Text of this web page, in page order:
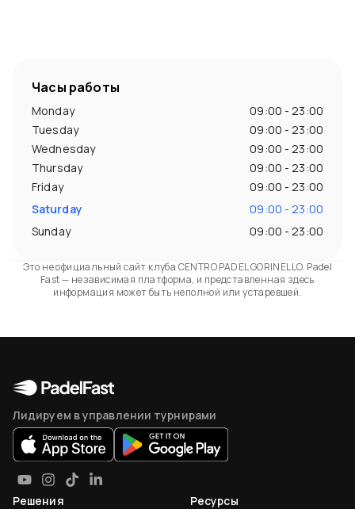
Часы работы
Monday
09:00 - 23:00
Tuesday
09:00 - 23:00
Wednesday
09:00 - 23:00
Thursday
09:00 - 23:00
Friday
09:00 - 23:00
Saturday
09:00 - 23:00
Sunday
09:00 - 23:00
Это не официальный сайт клуба CENTRO PADEL GORINELLO. Padel
Fast — независимая платформа, и представленная здесь
информация может быть неполной или устаревшей.
Лидируем в управлении турнирами
Решения Ресурсы